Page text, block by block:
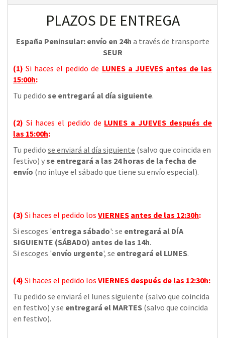
PLAZOS DE ENTREGA
España Peninsular: envío en 24h a través de transporte
SEUR
(1)Si haces el pedido de LUNES a JUEVES antes de las
15:00h:
Tu pedido se entregará al día siguiente.
(2) Si haces el pedido de LUNES a JUEVES después de
las 15:00h:
Tu pedido se enviará al día siguiente (salvo que coincida en
festivo) yse entregará a las 24 horas de la fecha de
envío (no inluye el sábado que tiene su envío especial).
(3) Si haces el pedido los VIERNES antes de las 12:30h:
Si escoges 'entrega sábado': se entregará al DÍA
SIGUIENTE (SÁBADO) antes de las 14h.
Si escoges 'envío urgente', se entregará el LUNES.
(4) Si haces el pedido los VIERNES después de las 12:30h:
Tu pedido se enviará el lunes siguiente (salvo que coincida
en festivo) y se entregará el MARTES (salvo que coincida
en festivo).